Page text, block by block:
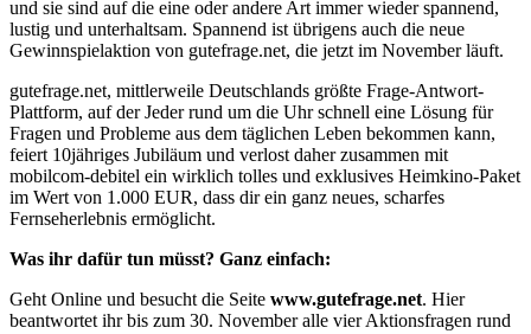
und sie sind auf die eine oder andere Art immer wieder spannend,
lustig und unterhaltsam. Spannend ist übrigens auch die neue
Gewinnspielaktion von gutefrage.net, die jetzt im November läuft.
gutefrage.net, mittlerweile Deutschlands größte Frage-Antwort-
Plattform, auf der Jeder rund um die Uhr schnell eine Lösung für
Fragen und Probleme aus dem täglichen Leben bekommen kann,
feiert 10jähriges Jubiläum und verlost daher zusammen mit
mobilcom-debitel ein wirklich tolles und exklusives Heimkino-Paket
im Wert von 1.000 EUR, dass dir ein ganz neues, scharfes
Fernseherlebnis ermöglicht.
Was ihr dafür tun müsst? Ganz einfach:
Geht Online und besucht die Seite www.gutefrage.net. Hier
beantwortet ihr bis zum 30. November alle vier Aktionsfragen rund